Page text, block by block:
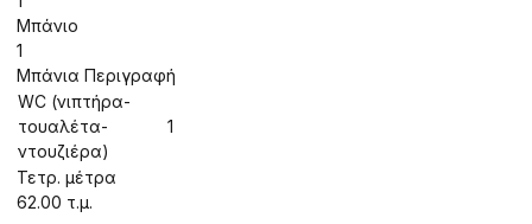
Μπάνιο
1
Μπάνια Περιγραφή
WC (νιπτήρα-
τουαλέτα-
ντουζιέρα)
1
Τετρ. μέτρα
62.00 τ.μ.